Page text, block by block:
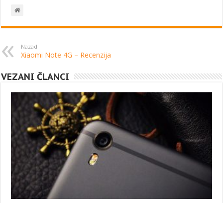
Nazad
Xiaomi Note 4G – Recenzija
VEZANI ČLANCI